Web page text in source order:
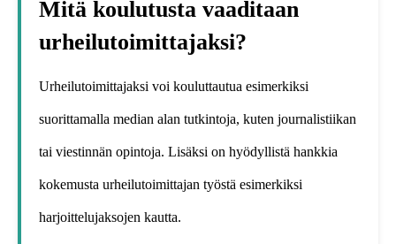
Mitä koulutusta vaaditaan
urheilutoimittajaksi?
Urheilutoimittajaksi voi kouluttautua esimerkiksi
suorittamalla median alan tutkintoja, kuten journalistiikan
tai viestinnän opintoja. Lisäksi on hyödyllistä hankkia
kokemusta urheilutoimittajan työstä esimerkiksi
harjoittelujaksojen kautta.